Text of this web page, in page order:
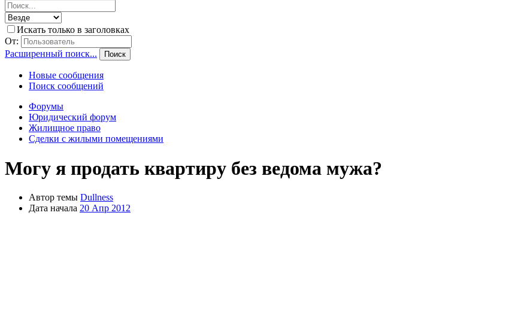
Искать только в заголовках
От:
Расширенный поиск...
Поиск
Новые сообщения
Поиск сообщений
Форумы
Юридический форум
Жилищное право
Сделки с жилыми помещениями
Могу я продать квартиру без ведома мужа?
Автор темы Dullness
Дата начала 20 Апр 2012